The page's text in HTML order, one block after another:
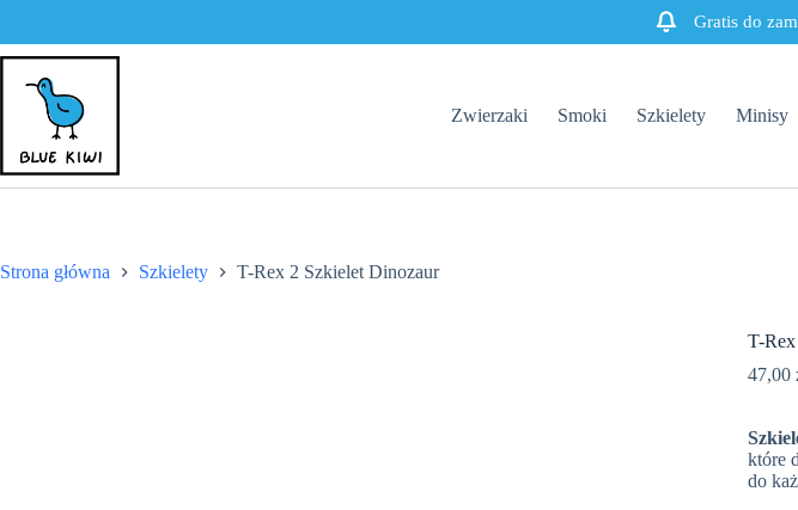
Gratis do
Przejdź
treści
Zwierzaki
Smoki Szkielety Minisy
Strona główna Szkielety T-Rex 2 Szkielet Dinozaur
T-
47,00
które
do